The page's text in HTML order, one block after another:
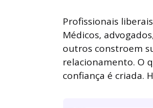
Profissionais
Médicos,
outros constroem
relacionamento. O
confiança é criada.